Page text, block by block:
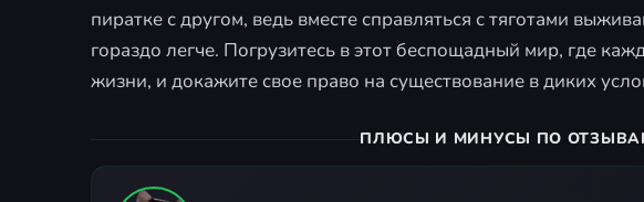
пиратке с другом, ведь вместе справляться с тяготами
гораздо легче. Погрузитесь в этот беспощадный мир, где
жизни, и докажите свое право на существование в диких
ПЛЮСЫ И МИНУСЫ ПО ОТЗЫВАМ